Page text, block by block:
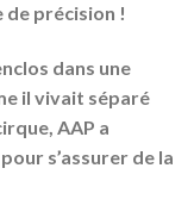
de précision !
dans une
il vivait séparé
AAP a
s’assurer de la